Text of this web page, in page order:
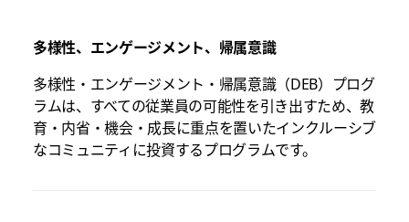
多様性、エンゲージメント、帰属意識
多様性・エンゲージメント・帰属意識（DEB）プログ
ラムは、すべての従業員の可能性を引き出すため、教
育・内省・機会・成長に重点を置いたインクルーシブ
なコミュニティに投資するプログラムです。